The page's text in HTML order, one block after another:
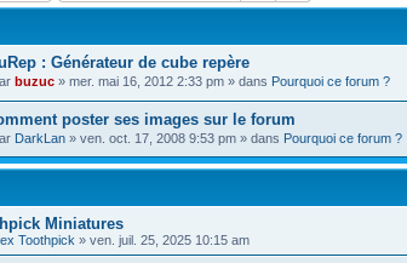
: Générateur de cube repère
buzuc » mer. mai 16, 2012 2:33 pm » dans Pourquoi ce forum ?
poster ses images sur le forum
DarkLan » ven. oct. 17, 2008 9:53 pm » dans Pourquoi ce forum ?
Miniatures
Toothpick » ven. juil. 25, 2025 10:15 am